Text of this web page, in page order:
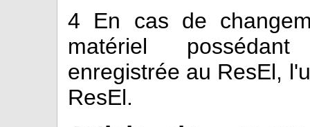
4 En cas de
matériel
enregistrée au ResEl,
ResEl.